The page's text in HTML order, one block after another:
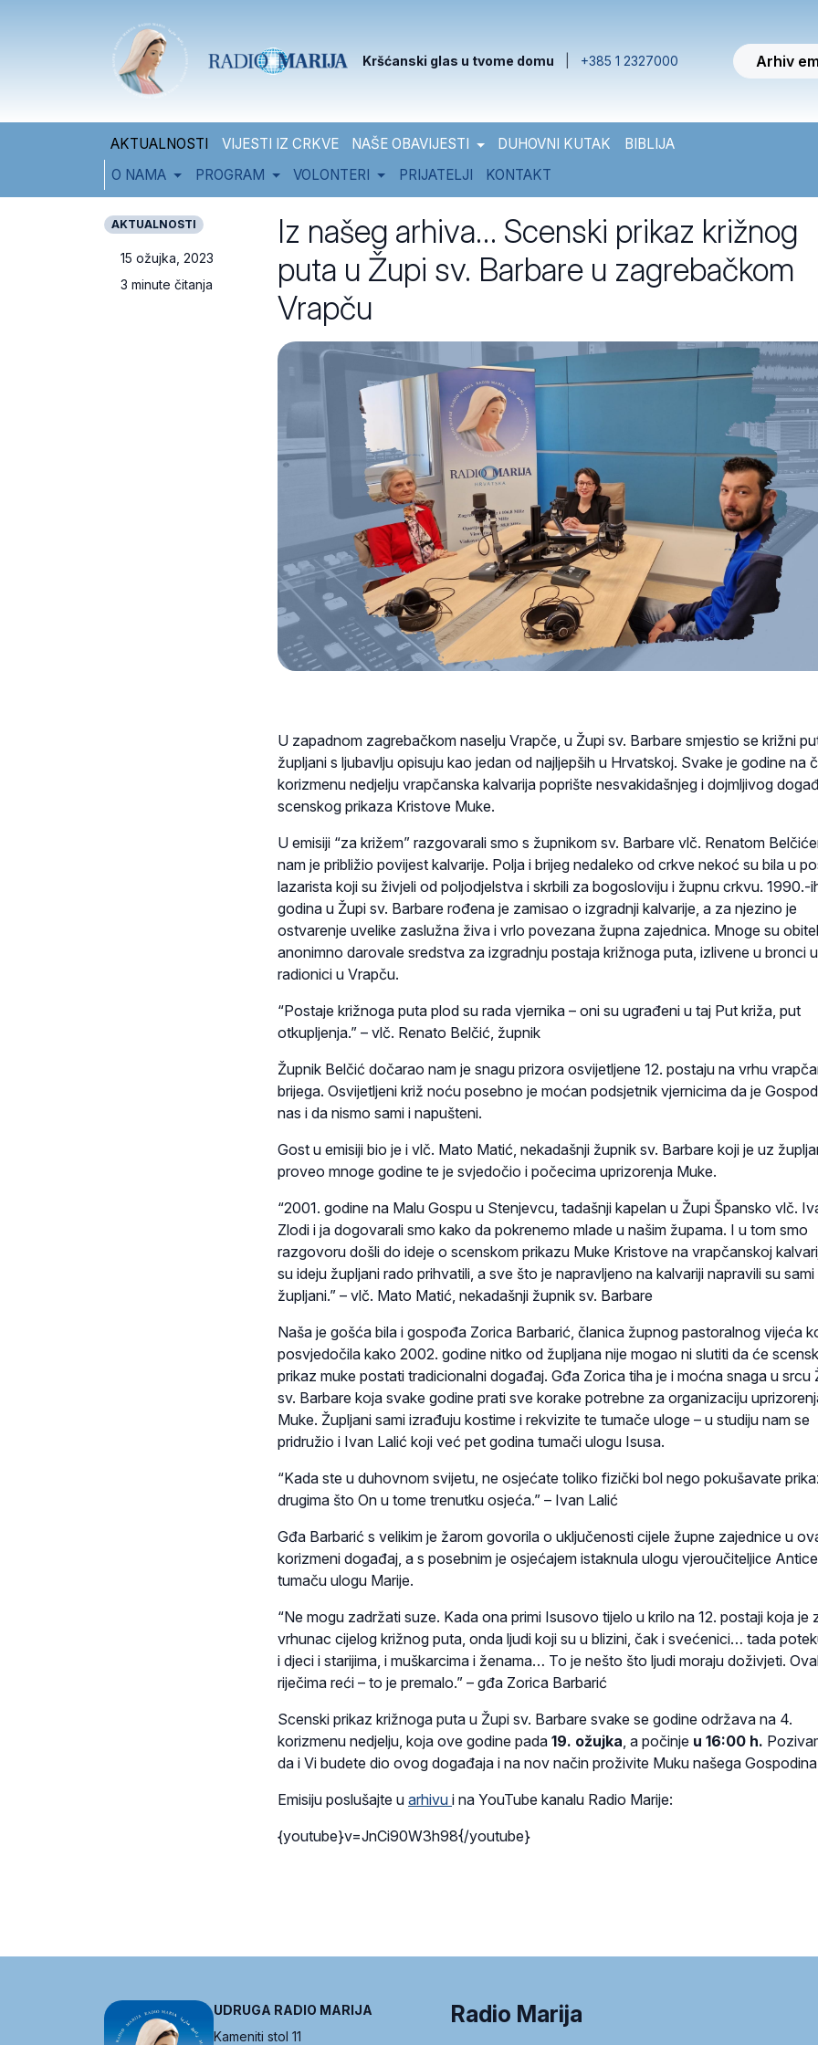
Kršćanski glas u tvome domu +385 1 2327000 Arhiv
AKTUALNOSTI VIJESTI IZ CRKVE NAŠE OBAVIJESTI DUHOVNI KUTAK
BIBLIJA
O NAMA
PROGRAM VOLONTERI PRIJATELJI KONTAKT
AKTUALNOSTI
15 ožujka, 2023
3 minute čitanja
Iz našeg arhiva… Scenski prikaz križnog
puta u Župi sv. Barbare u zagrebačkom
Vrapču
U zapadnom zagrebačkom naselju Vrapče, u Župi sv. Barbare smjestio se križni
župljani s ljubavlju opisuju kao jedan od najljepših u Hrvatskoj. Svake je godine na
korizmenu nedjelju vrapčanska kalvarija poprište nesvakidašnjeg i dojmljivog
scenskog prikaza Kristove Muke.
U emisiji “za križem” razgovarali smo s župnikom sv. Barbare vlč. Renatom
nam je približio povijest kalvarije. Polja i brijeg nedaleko od crkve nekoć su bila u
lazarista koji su živjeli od poljodjelstva i skrbili za bogosloviju i župnu crkvu. 1990.-
godina u Župi sv. Barbare rođena je zamisao o izgradnji kalvarije, a za njezino je
ostvarenje uvelike zaslužna živa i vrlo povezana župna zajednica. Mnoge su
anonimno darovale sredstva za izgradnju postaja križnoga puta, izlivene u bronci u
radionici u Vrapču.
“Postaje križnoga puta plod su rada vjernika – oni su ugrađeni u taj Put križa, put
otkupljenja.” – vlč. Renato Belčić, župnik
Župnik Belčić dočarao nam je snagu prizora osvijetljene 12. postaju na vrhu
brijega. Osvijetljeni križ noću posebno je moćan podsjetnik vjernicima da je
nas i da nismo sami i napušteni.
Gost u emisiji bio je i vlč. Mato Matić, nekadašnji župnik sv. Barbare koji je uz
proveo mnoge godine te je svjedočio i počecima uprizorenja Muke.
“2001. godine na Malu Gospu u Stenjevcu, tadašnji kapelan u Župi Špansko vlč.
Zlodi i ja dogovarali smo kako da pokrenemo mlade u našim župama. I u tom smo
razgovoru došli do ideje o scenskom prikazu Muke Kristove na vrapčanskoj
su ideju župljani rado prihvatili, a sve što je napravljeno na kalvariji napravili su sami
župljani.” – vlč. Mato Matić, nekadašnji župnik sv. Barbare
Naša je gošća bila i gospođa Zorica Barbarić, članica župnog pastoralnog vijeća
posvjedočila kako 2002. godine nitko od župljana nije mogao ni slutiti da će
prikaz muke postati tradicionalni događaj. Gđa Zorica tiha je i moćna snaga u srcu
sv. Barbare koja svake godine prati sve korake potrebne za organizaciju
Muke. Župljani sami izrađuju kostime i rekvizite te tumače uloge – u studiju nam se
pridružio i Ivan Lalić koji već pet godina tumači ulogu Isusa.
“Kada ste u duhovnom svijetu, ne osjećate toliko fizički bol nego pokušavate
drugima što On u tome trenutku osjeća.” – Ivan Lalić
Gđa Barbarić s velikim je žarom govorila o uključenosti cijele župne zajednice u
korizmeni događaj, a s posebnim je osjećajem istaknula ulogu vjeroučiteljice
tumaču ulogu Marije.
“Ne mogu zadržati suze. Kada ona primi Isusovo tijelo u krilo na 12. postaji koja je
vrhunac cijelog križnog puta, onda ljudi koji su u blizini, čak i svećenici… tada
i djeci i starijima, i muškarcima i ženama… To je nešto što ljudi moraju doživjeti.
riječima reći – to je premalo.” – gđa Zorica Barbarić
Scenski prikaz križnoga puta u Župi sv. Barbare svake se godine održava na 4.
korizmenu nedjelju, koja ove godine pada 19. ožujka , a počinje u 16:00 h.
da i Vi budete dio ovog događaja i na nov način proživite Muku našega
Emisiju poslušajte u arhivu i na YouTube kanalu Radio Marije:
{youtube}v=JnCi90W3h98{/youtube}
UDRUGA RADIO MARIJA
Kameniti stol 11
Radio Marija